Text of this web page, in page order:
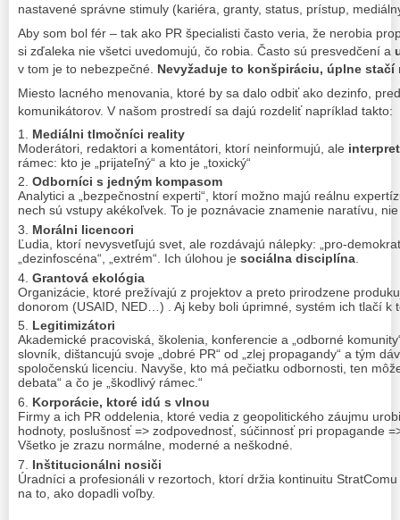
nastavené správne stimuly (kariéra, granty, status, prístup,
Aby som bol fér – tak ako PR špecialisti často veria, že nerobia
si zďaleka nie všetci uvedomujú, čo robia. Často sú presvedčení a
v tom je to nebezpečné. Nevyžaduje to konšpiráciu, úplne stačí
Miesto lacného menovania, ktoré by sa dalo odbiť ako dezinfo,
komunikátorov. V našom prostredí sa dajú rozdeliť napríklad takto:
Mediálni tlmočníci reality
Moderátori, redaktori a komentátori, ktorí neinformujú, ale
rámec: kto je „prijateľný“ a kto je „toxický“
Odborníci s jedným kompasom
Analytici a „bezpečnostní experti“, ktorí možno majú reálnu
nech sú vstupy akékoľvek. To je poznávacie znamenie naratívu,
Morálni licencori
Ľudia, ktorí nevysvetľujú svet, ale rozdávajú nálepky: „pro-
„dezinfoscéna“, „extrém“. Ich úlohou je sociálna disciplína
Grantová ekológia
Organizácie, ktoré prežívajú z projektov a preto prirodzene
donorom (USAID, NED…) . Aj keby boli úprimné, systém ich tlačí k
Legitimizátori
Akademické pracoviská, školenia, konferencie a „odborné
slovník, dištancujú svoje „dobré PR“ od „zlej propagandy“ a tým
spoločenskú licenciu. Navyše, kto má pečiatku odbornosti, ten
debata“ a čo je „škodlivý rámec.“
Korporácie, ktoré idú s vlnou
Firmy a ich PR oddelenia, ktoré vedia z geopolitického záujmu
hodnoty, poslušnosť => zodpovednosť, súčinnosť pri propagande
Všetko je zrazu normálne, moderné a neškodné.
Inštitucionálni nosiči
Úradníci a profesionáli v rezortoch, ktorí držia kontinuitu
na to, ako dopadli voľby.